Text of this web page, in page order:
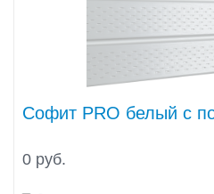
Софит PRO белый с
0 руб.